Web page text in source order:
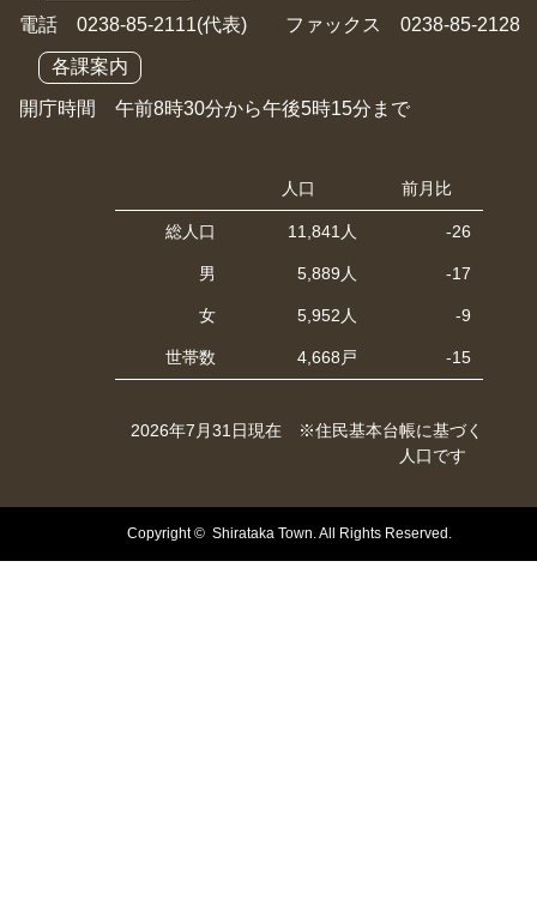
電話 0238-85-2111(代表) ファックス 0238-85-2128
各課案内
開庁時間 午前8時30分から午後5時15分まで
人口 前月比
総人口 11,841人 -26
男 5,889人 -17
女 5,952人 -9
世帯数 4,668戸 -15
2026年7月31日現在 ※住民基本台帳に基づく
人口です
Copyright © Shirataka Town. All Rights Reserved.